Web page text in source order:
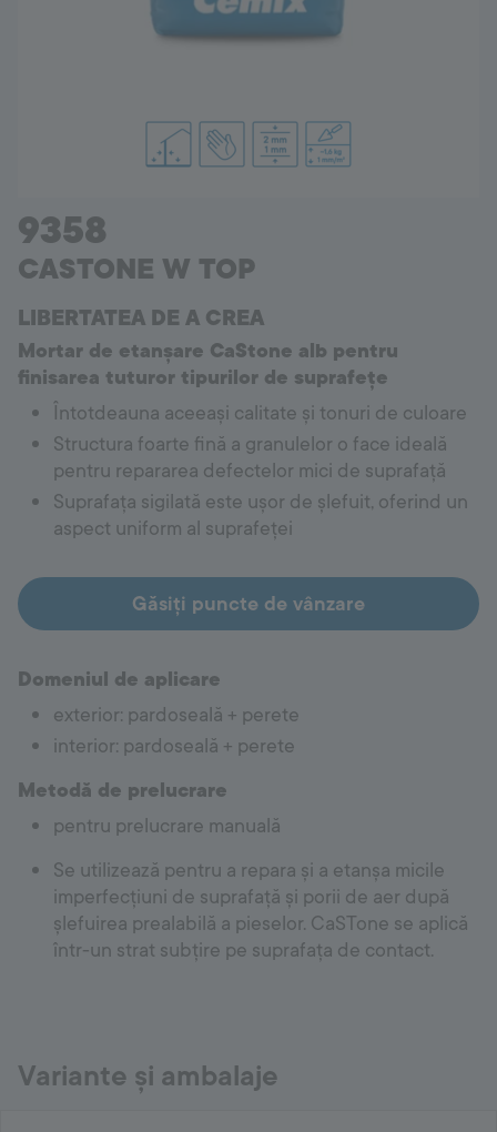
9358
CASTONE W TOP
LIBERTATEA DE A CREA
Mortar de etanșare CaStone alb pentru
finisarea tuturor tipurilor de suprafețe
Întotdeauna aceeași calitate și tonuri de culoare
Structura foarte fină a granulelor o face ideală
pentru repararea defectelor mici de suprafață
Suprafața sigilată este ușor de șlefuit, oferind un
aspect uniform al suprafeței
Găsiți puncte de vânzare
Domeniul de aplicare
exterior: pardoseală + perete
interior: pardoseală + perete
Metodă de prelucrare
pentru prelucrare manuală
Se utilizează pentru a repara și a etanșa micile
imperfecțiuni de suprafață și porii de aer după
șlefuirea prealabilă a pieselor. CaSTone se aplică
într-un strat subțire pe suprafața de contact.
Variante și ambalaje